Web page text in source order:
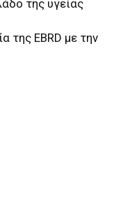
της υγείας
της EBRD με την